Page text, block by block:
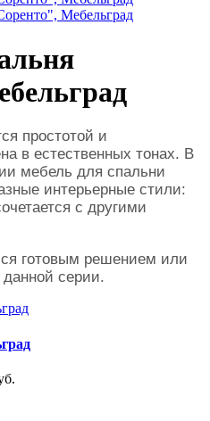
простотой и
в естественных тонах. В
мебель для спальни
интерьерные стили:
с другими
готовым решением или
данной серии.